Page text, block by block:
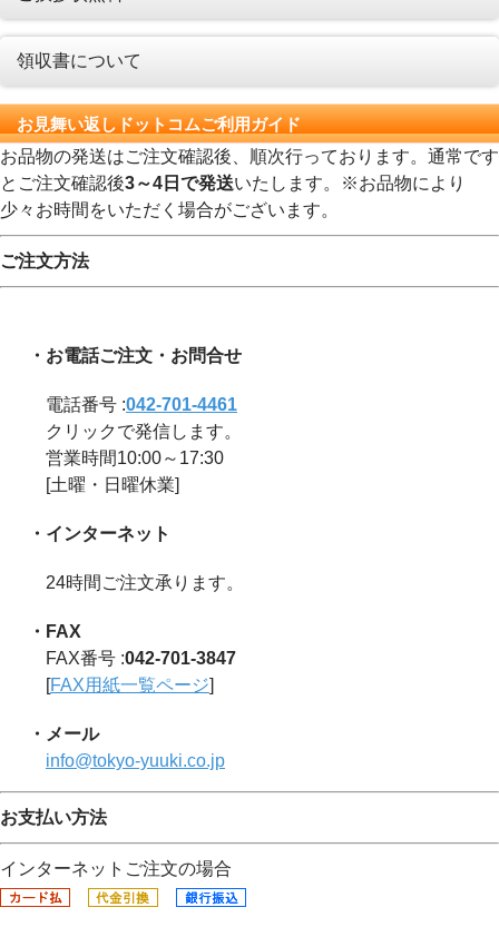
領収書について
お見舞い返しドットコムご利用ガイド
お品物の発送はご注文確認後、順次行っております。通常です
とご注文確認後3～4日で発送いたします。※お品物により
少々お時間をいただく場合がございます。
ご注文方法
・お電話ご注文・お問合せ
電話番号 :042-701-4461
クリックで発信します。
営業時間10:00～17:30
[土曜・日曜休業]
・インターネット
24時間ご注文承ります。
・FAX
FAX番号 :042-701-3847
FAX用紙一覧ページ
・メール
info@tokyo-yuuki.co.jp
お支払い方法
インターネットご注文の場合